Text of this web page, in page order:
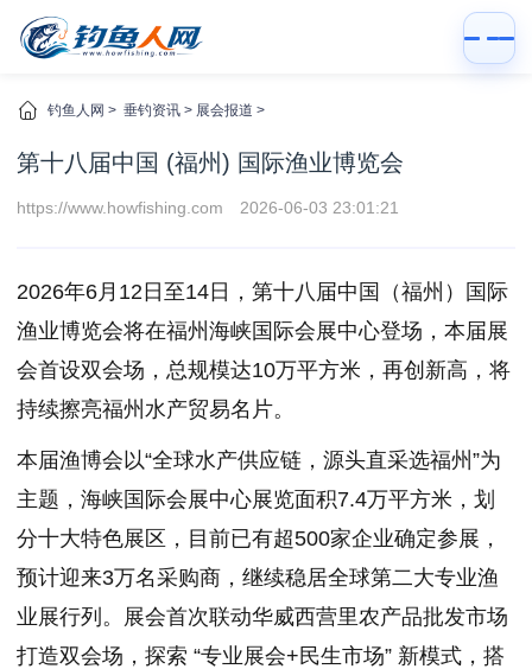
钓鱼人网 > 垂钓资讯 > 展会报道 >
第十八届中国 (福州) 国际渔业博览会‌
https://www.howfishing.com 2026-06-03 23:01:21
2026年6月12日至14日，第十八届中国（福州）国际
渔业博览会将在福州海峡国际会展中心登场，本届展
会首设双会场，总规模达10万平方米，再创新高，将
持续擦亮福州水产贸易名片。
本届渔博会以“全球水产供应链，源头直采选福州”为
主题，海峡国际会展中心展览面积7.4万平方米，划
分十大特色展区，目前已有超500家企业确定参展，
预计迎来3万名采购商，继续稳居全球第二大专业渔
业展行列。展会首次联动华威西营里农产品批发市场
打造双会场，探索 “专业展会+民生市场” 新模式，搭